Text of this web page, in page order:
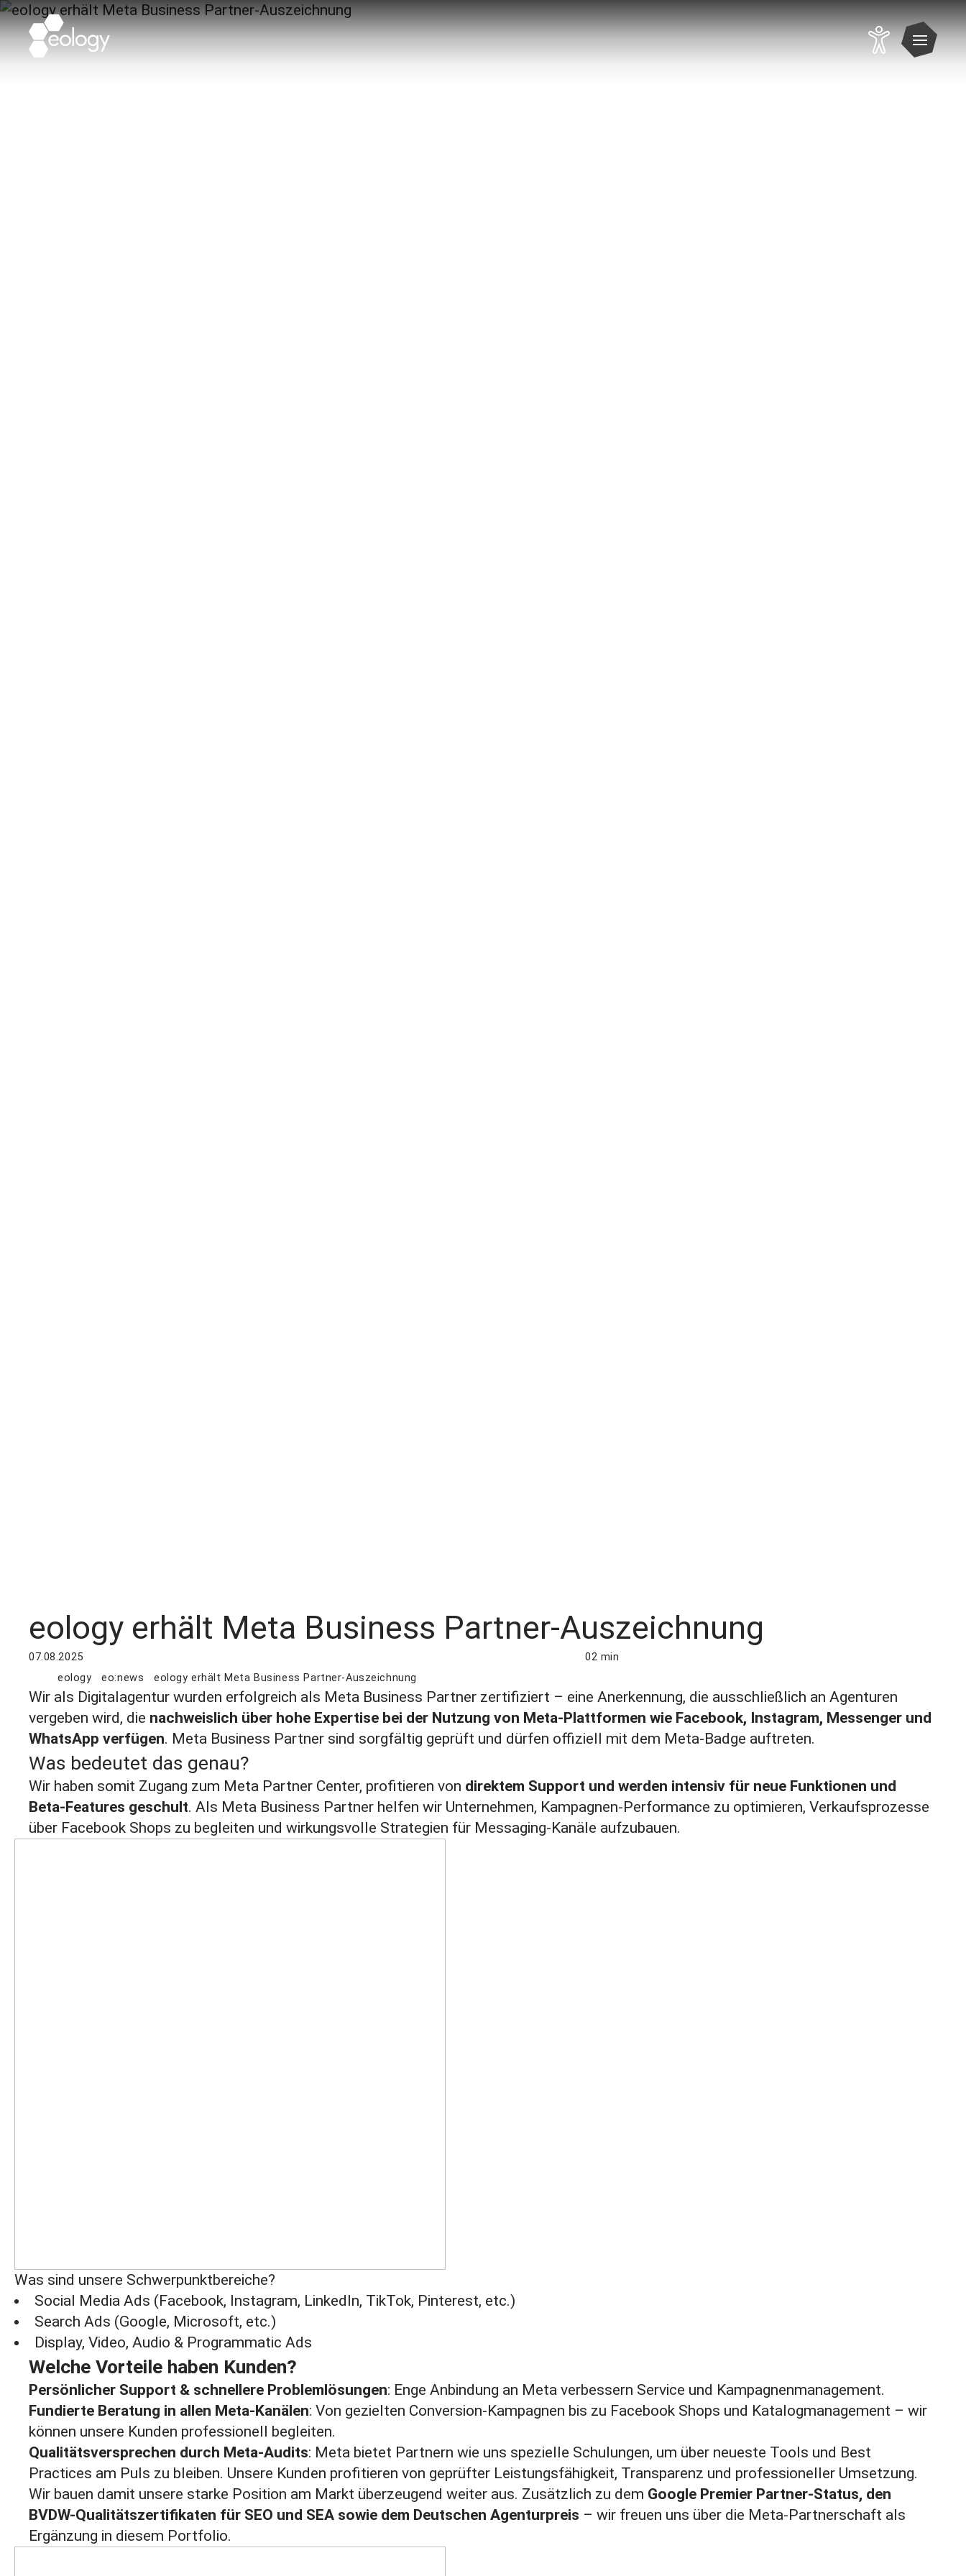
eology erhält Meta Business Partner-Auszeichnung
07.08.2025
02 min
eology
eo:news eology erhält Meta Business Partner-Auszeichnung
Wir als Digitalagentur wurden erfolgreich als Meta Business Partner zertifiziert – eine Anerkennung, die ausschließlich an Agenturen
vergeben wird, die nachweislich über hohe Expertise bei der Nutzung von Meta‑Plattformen wie Facebook, Instagram, Messenger und
WhatsApp verfügen. Meta Business Partner sind sorgfältig geprüft und dürfen offiziell mit dem Meta‑Badge auftreten.
Was bedeutet das genau?
Wir haben somit Zugang zum Meta Partner Center, profitieren von direktem Support und werden intensiv für neue Funktionen und
Beta‑Features geschult. Als Meta Business Partner helfen wir Unternehmen, Kampagnen-Performance zu optimieren, Verkaufsprozesse
über Facebook Shops zu begleiten und wirkungsvolle Strategien für Messaging‑Kanäle aufzubauen.
Was sind unsere Schwerpunktbereiche?
Social Media Ads (Facebook, Instagram, LinkedIn, TikTok, Pinterest, etc.)
Search Ads (Google, Microsoft, etc.)
Display, Video, Audio & Programmatic Ads
Welche Vorteile haben Kunden?
Persönlicher Support & schnellere Problemlösungen: Enge Anbindung an Meta verbessern Service und Kampagnenmanagement.
Fundierte Beratung in allen Meta-Kanälen: Von gezielten Conversion-Kampagnen bis zu Facebook Shops und Katalogmanagement – wir
können unsere Kunden professionell begleiten.
Qualitätsversprechen durch Meta‑Audits: Meta bietet Partnern wie uns spezielle Schulungen, um über neueste Tools und Best
Practices am Puls zu bleiben. Unsere Kunden profitieren von geprüfter Leistungsfähigkeit, Transparenz und professioneller Umsetzung.
Wir bauen damit unsere starke Position am Markt überzeugend weiter aus. Zusätzlich zu dem Google Premier Partner-Status, den
BVDW-Qualitätszertifikaten für SEO und SEA sowie dem Deutschen Agenturpreis – wir freuen uns über die Meta-Partnerschaft als
Ergänzung in diesem Portfolio.